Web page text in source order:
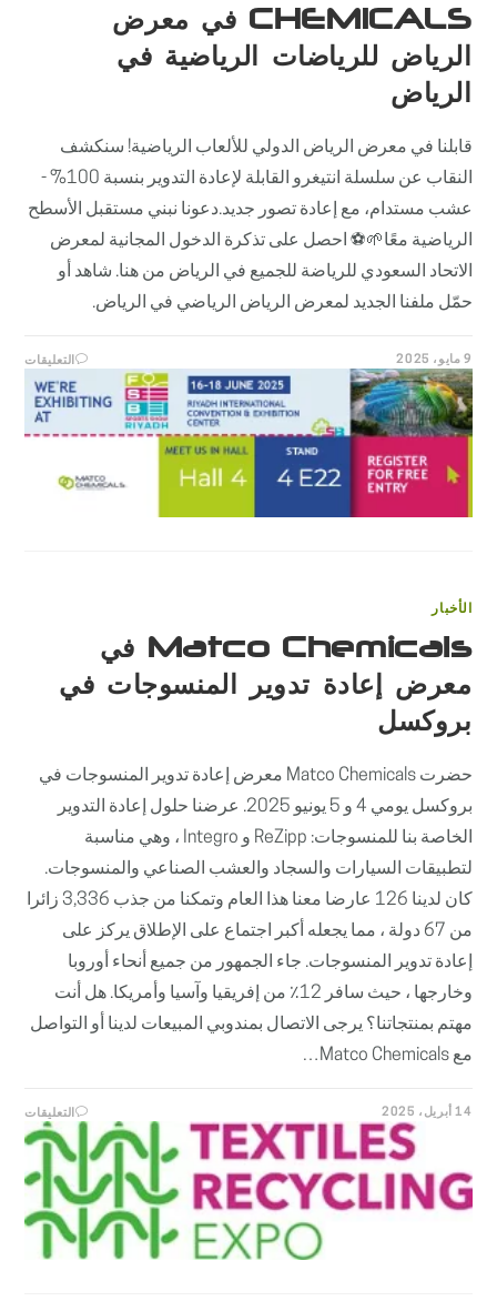
CHEMICALS في معرض
الرياض للرياضات الرياضية في
الرياض
قابلنا في معرض الرياض الدولي للألعاب الرياضية! سنكشف
النقاب عن سلسلة انتيغرو القابلة لإعادة التدوير بنسبة 100% -
عشب مستدام، مع إعادة تصور جديد.دعونا نبني مستقبل الأسطح
الرياضية معًا🌱⚽️ احصل على تذكرة الدخول المجانية لمعرض
الاتحاد السعودي للرياضة للجميع في الرياض من هنا. شاهد أو
حمّل ملفنا الجديد لمعرض الرياض الرياضي في الرياض.
التعليقاتعلى
قم
بزيارة
في
الأخبار
Matco Chemicals في
معرض إعادة تدوير المنسوجات في
بروكسل
حضرت Matco Chemicals معرض إعادة تدوير المنسوجات في
بروكسل يومي 4 و 5 يونيو 2025. عرضنا حلول إعادة التدوير
الخاصة بنا للمنسوجات: ReZipp و Integro ، وهي مناسبة
لتطبيقات السيارات والسجاد والعشب الصناعي والمنسوجات.
كان لدينا 126 عارضا معنا هذا العام وتمكنا من جذب 3,336 زائرا
من 67 دولة ، مما يجعله أكبر اجتماع على الإطلاق يركز على
إعادة تدوير المنسوجات. جاء الجمهور من جميع أنحاء أوروبا
وخارجها ، حيث سافر 12٪ من إفريقيا وآسيا وأمريكا. هل أنت
مهتم بمنتجاتنا؟ يرجى الاتصال بمندوبي المبيعات لدينا أو التواصل
التعليقاتعلى
معرض
إعادة
في
مغلقة